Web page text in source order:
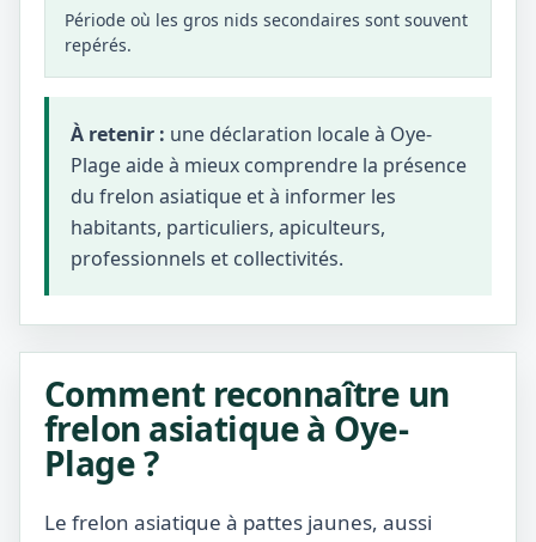
Période où les gros nids secondaires sont souvent
repérés.
À retenir : une déclaration locale à Oye-
Plage aide à mieux comprendre la présence
du frelon asiatique et à informer les
habitants, particuliers, apiculteurs,
professionnels et collectivités.
Comment reconnaître un
frelon asiatique à Oye-
Plage ?
Le frelon asiatique à pattes jaunes, aussi